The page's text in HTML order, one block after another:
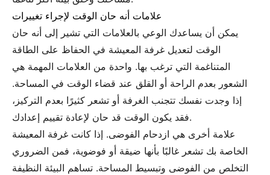
علامات أنه حان الوقت لإجراء تغييرات
يمكن أن يساعدك الوعي بالعلامات التي تشير إلى أنه حان
الوقت لتعديل غرفة المعيشة في الحفاظ على الطاقة
المتناغمة التي ترغب بها. واحدة من العلامات المهمة هي
الشعور بعدم الراحة أو القلق عند قضاء الوقت في المساحة.
إذا وجدت نفسك تتجنب الغرفة أو تشعر كثيرًا بعدم التركيز،
فقد يكون الوقت قد حان لإعادة تقييم إعدادك.
علامة أخرى هي ازدحام الفوضى. إذا كانت غرفة المعيشة
الخاصة بك تشعر غالبًا بأنها ضيقة أو فوضوية، فمن الضروري
التخلص من الفوضى وتبسيط المساحة. تساهم البيئة النظيفة